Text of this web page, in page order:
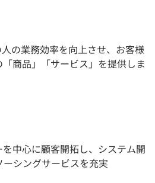
の業務効率を向上させ、お客様
商品」「サービス」を提供しま
中心に顧客開拓し、システム開
シングサービスを充実